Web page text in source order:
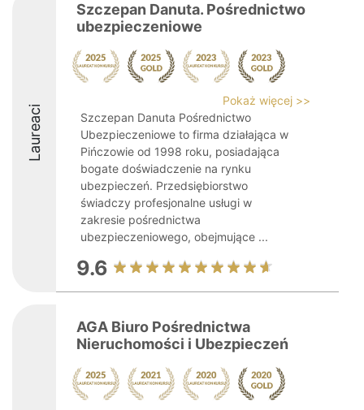
Laureaci
Szczepan Danuta. Pośrednictwo
ubezpieczeniowe
Pokaż więcej >>
Szczepan Danuta Pośrednictwo
Ubezpieczeniowe to firma działająca w
Pińczowie od 1998 roku, posiadająca
bogate doświadczenie na rynku
ubezpieczeń. Przedsiębiorstwo
świadczy profesjonalne usługi w
zakresie pośrednictwa
ubezpieczeniowego, obejmujące ...
9.6
AGA Biuro Pośrednictwa
Nieruchomości i Ubezpieczeń